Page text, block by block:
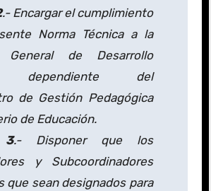
.- Encargar el cumplimiento
Norma Técnica a la
General de Desarrollo
dependiente del
de Gestión Pedagógica
de Educación.
3.- Disponer que los
y Subcoordinadores
que sean designados para